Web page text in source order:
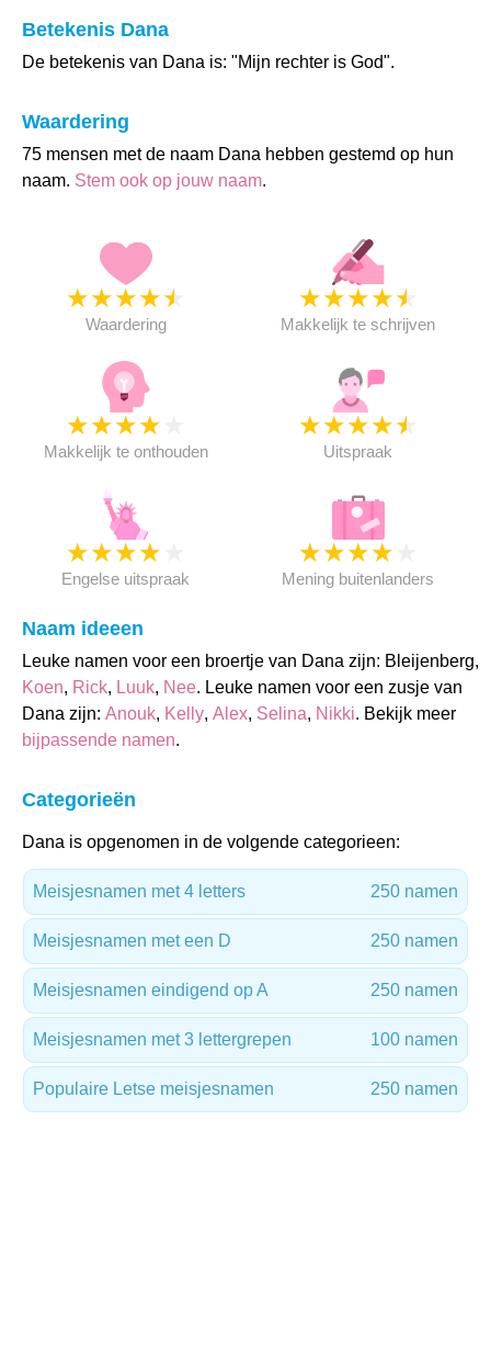
Betekenis Dana
De betekenis van Dana is: "Mijn rechter is God".
Waardering
75 mensen met de naam Dana hebben gestemd op hun
naam. Stem ook op jouw naam.
★★★★★
Waardering
★★★★★
Makkelijk te schrijven
★★★★
Makkelijk te onthouden
★★★★★
Uitspraak
★★★★
Engelse uitspraak
★★★★
Mening buitenlanders
Naam ideeen
Leuke namen voor een broertje van Dana zijn: Bleijenberg,
Koen, Rick, Luuk, Nee. Leuke namen voor een zusje van
Dana zijn: Anouk, Kelly, Alex, Selina, Nikki. Bekijk meer
bijpassende namen.
Categorieën
Dana is opgenomen in de volgende categorieen:
Meisjesnamen met 4 letters 250 namen
Meisjesnamen met een D 250 namen
Meisjesnamen eindigend op A 250 namen
Meisjesnamen met 3 lettergrepen 100 namen
Populaire Letse meisjesnamen 250 namen